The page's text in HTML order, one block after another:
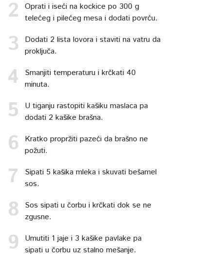
Oprati i iseći na kockice po 300 g
telećeg i pilećeg mesa i dodati povrću.
Dodati 2 lista lovora i staviti na vatru da
proključa.
Smanjiti temperaturu i krčkati 40
minuta.
U tiganju rastopiti kašiku maslaca pa
dodati 2 kašike brašna.
Kratko propržiti pazeći da brašno ne
požuti.
Sipati 5 kašika mleka i skuvati bešamel
sos.
Sos sipati u čorbu i krčkati dok se ne
zgusne.
Umutiti 1 jaje i 3 kašike pavlake pa
sipati u čorbu uz stalno mešanje.